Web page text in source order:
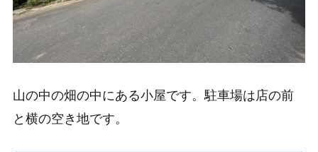
山の中の畑の中にある小屋です。駐車場は店の前
と横の空き地です。